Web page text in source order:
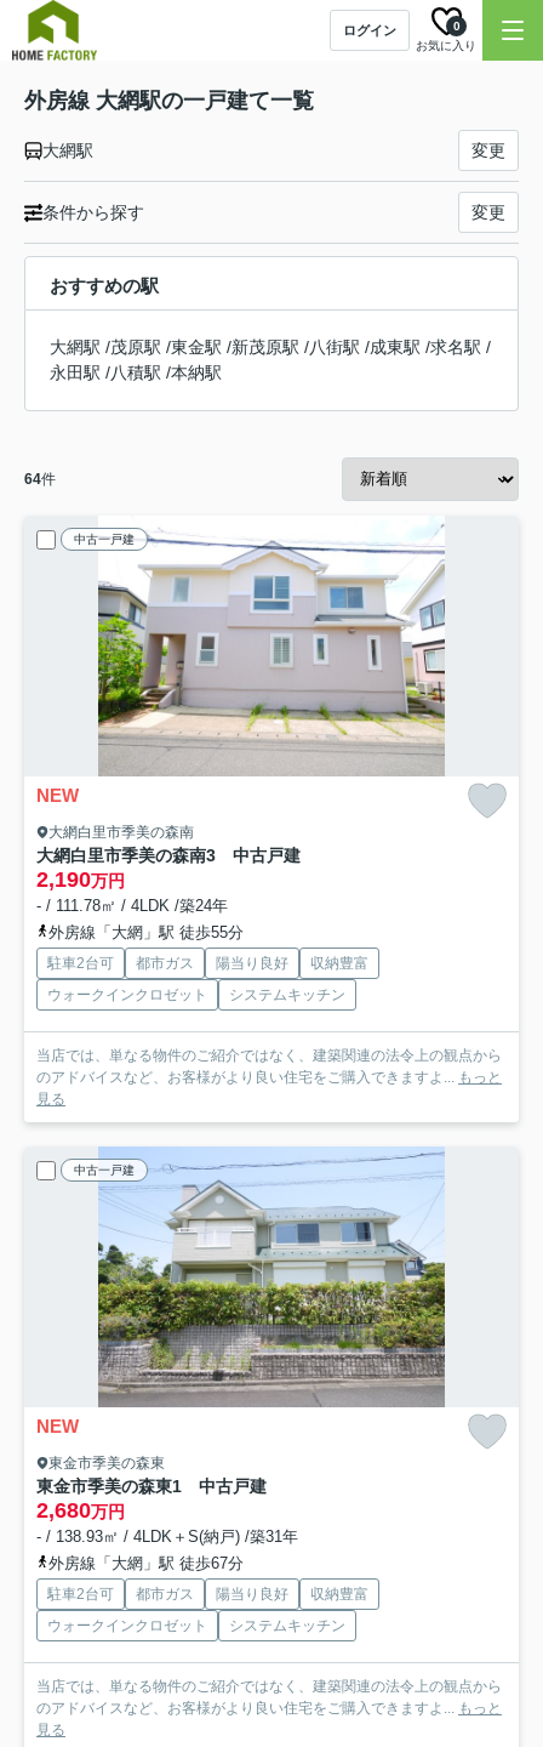
ログイン
お気に入り
0
外房線 大網駅の一戸建て一覧
大網駅 変更
条件から探す 変更
おすすめの駅
大網駅 /茂原駅 /東金駅 /新茂原駅 /八街駅 /成東駅 /求名駅 /
永田駅 /八積駅 /本納駅
64件
中古一戸建
NEW
大網白里市季美の森南
大網白里市季美の森南3 中古戸建
2,190万円
- / 111.78㎡ / 4LDK /築24年
外房線「大網」駅 徒歩55分
駐車2台可 都市ガス 陽当り良好
収納豊富
ウォークインクロゼット
システムキッチン
当店では、単なる物件のご紹介ではなく、建築関連の法令上の観点から
のアドバイスなど、お客様がより良い住宅をご購入できますよ... もっと
見る
中古一戸建
NEW
東金市季美の森東
東金市季美の森東1 中古戸建
2,680万円
- / 138.93㎡ / 4LDK＋S(納戸) /築31年
外房線「大網」駅 徒歩67分
駐車2台可 都市ガス 陽当り良好
収納豊富
ウォークインクロゼット
システムキッチン
当店では、単なる物件のご紹介ではなく、建築関連の法令上の観点から
のアドバイスなど、お客様がより良い住宅をご購入できますよ... もっと
見る